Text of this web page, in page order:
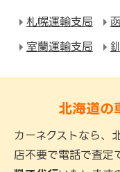
札幌運輸支局
室蘭運輸支局
北海道の
カーネクストなら、
店不要で電話で査定